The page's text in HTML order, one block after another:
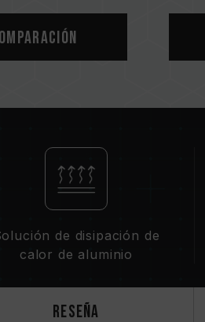
diseño de circuitos
calor
de Taiwán: I842298)
plataformas compatibles,
un módulo de memoria,
Vendor List) proporcionada
kit de memoria está
Mezclar kits diferentes puede
de memoria (IMC)
de disipación de
calor de aluminio
Reseña